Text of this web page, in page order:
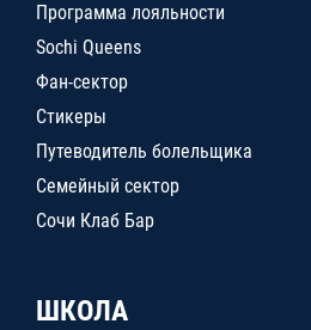
Программа лояльности
Sochi Queens
Фан-сектор
Стикеры
Путеводитель болельщика
Семейный сектор
Сочи Клаб Бар
ШКОЛА